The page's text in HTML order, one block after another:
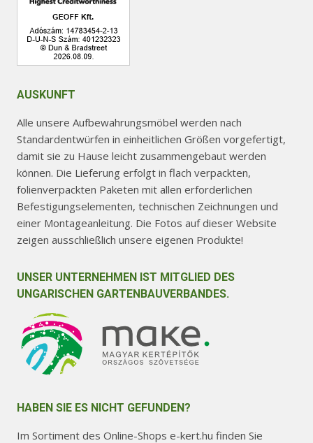
AUSKUNFT
Alle unsere Aufbewahrungsmöbel werden nach
Standardentwürfen in einheitlichen Größen vorgefertigt,
damit sie zu Hause leicht zusammengebaut werden
können. Die Lieferung erfolgt in flach verpackten,
folienverpackten Paketen mit allen erforderlichen
Befestigungselementen, technischen Zeichnungen und
einer Montageanleitung. Die Fotos auf dieser Website
zeigen ausschließlich unsere eigenen Produkte!
UNSER UNTERNEHMEN IST MITGLIED DES
UNGARISCHEN GARTENBAUVERBANDES.
HABEN SIE ES NICHT GEFUNDEN?
Im Sortiment des Online-Shops e-kert.hu finden Sie